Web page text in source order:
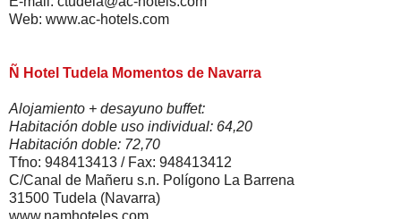
Web: www.ac-hotels.com
Ñ Hotel Tudela Momentos de Navarra
Alojamiento + desayuno buffet:
Habitación doble uso individual: 64,20
Habitación doble: 72,70
Tfno: 948413413 / Fax: 948413412
C/Canal de Mañeru s.n. Polígono La Barrena
31500 Tudela (Navarra)